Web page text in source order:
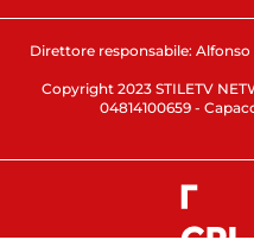
Direttore responsabile:
Copyright 2023 STILETV
04814100659 -